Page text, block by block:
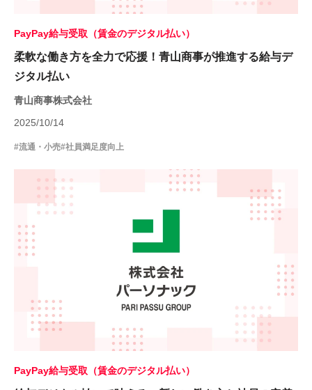
PayPay給与受取（賃金のデジタル払い）
柔軟な働き方を全力で応援！青山商事が推進する給与デ
ジタル払い
青山商事株式会社
2025/10/14
#流通・小売#社員満足度向上
PayPay給与受取（賃金のデジタル払い）